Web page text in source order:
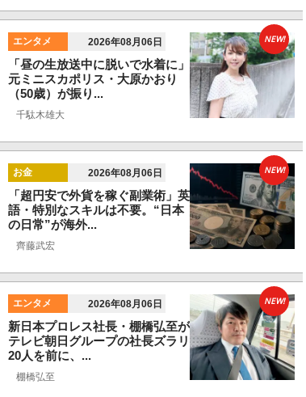
エンタメ 2026年08月06日
「昼の生放送中に脱いで水着に」
元ミニスカポリス・大原かおり
（50歳）が振り...
千駄木雄大
NEW!
お金 2026年08月06日
「超円安で外貨を稼ぐ副業術」英
語・特別なスキルは不要。“日本
の日常”が海外...
齊藤武宏
NEW!
エンタメ 2026年08月06日
新日本プロレス社長・棚橋弘至が
テレビ朝日グループの社長ズラリ
20人を前に、...
棚橋弘至
NEW!